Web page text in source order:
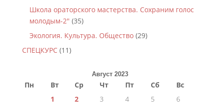
Школа ораторского мастерства. Сохраним голос
молодым-2" (35)
Экология. Культура. Общество(29)
СПЕЦКУРС(11)
Август 2023
Пн Вт Ср Чт Пт Сб
Вс
1
2 3 4 5
6